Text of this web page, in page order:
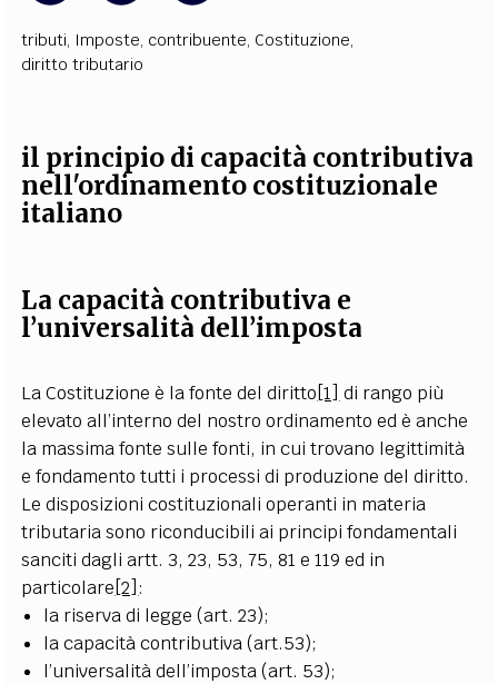
tributi, Imposte, contribuente, Costituzione,
diritto tributario
il principio di capacità contributiva
nell'ordinamento costituzionale
italiano
La capacità contributiva e
l’universalità dell’imposta
La Costituzione è la fonte del diritto[1] di rango più
elevato all’interno del nostro ordinamento ed è anche
la massima fonte sulle fonti, in cui trovano legittimità
e fondamento tutti i processi di produzione del diritto.
Le disposizioni costituzionali operanti in materia
tributaria sono riconducibili ai principi fondamentali
sanciti dagli artt. 3, 23, 53, 75, 81 e 119 ed in
particolare[2] :
la riserva di legge (art. 23);
la capacità contributiva (art.53);
l’universalità dell’imposta (art. 53);